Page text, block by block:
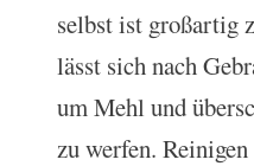
selbst ist großartig
lässt sich nach
um Mehl und
zu werfen.